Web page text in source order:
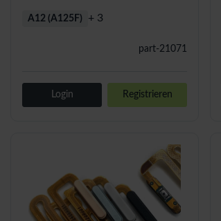
part-21071
A12 (A125F) + 3
Login Registrieren